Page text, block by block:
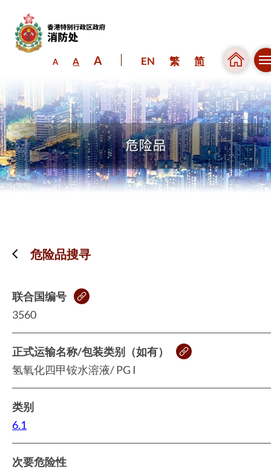
A A A EN 繁 简
危险品搜寻
联合国编号
3560
正式运输名称/包装类别（如有）
氢氧化四甲铵水溶液/ PG I
类别
6.1
次要危险性